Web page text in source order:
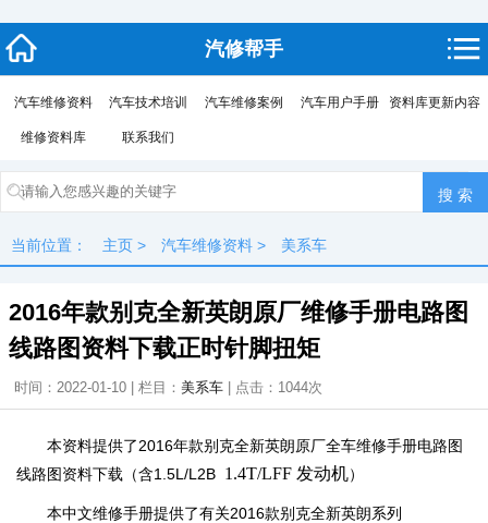
汽修帮手
汽车维修资料 汽车技术培训 汽车维修案例 汽车用户手册 资料库更新内容
维修资料库 联系我们
当前位置： 主页 > 汽车维修资料 > 美系车
2016年款别克全新英朗原厂维修手册电路图
线路图资料下载正时针脚扭矩
时间：2022-01-10 | 栏目： 美系车 | 点击： 1044次
本资料提供了2016年款别克全新英朗原厂全车维修手册电路图
线路图资料下载（含1.5L/L2B 1.4T/LFF 发动机）
本中文维修手册提供了有关2016款别克全新英朗系列